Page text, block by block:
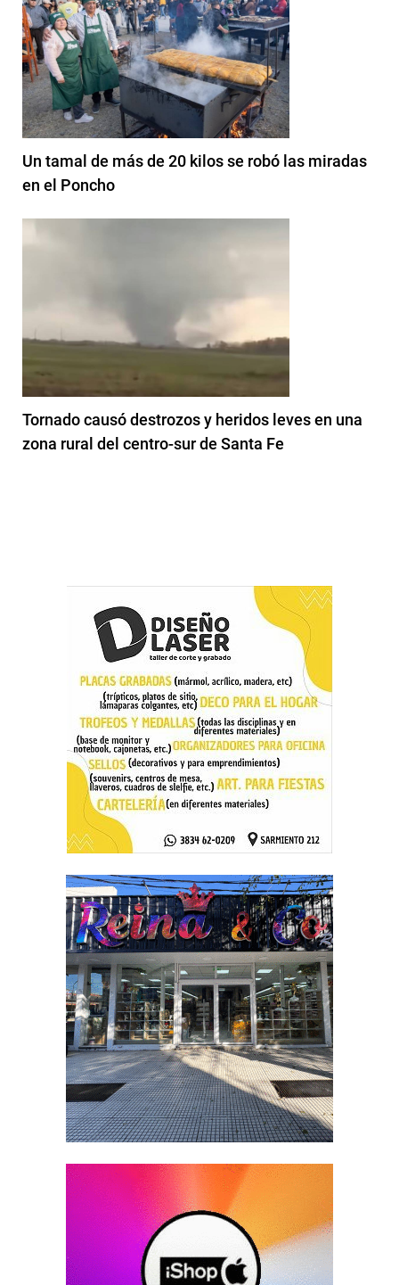
Un tamal de más de 20 kilos se robó las miradas
en el Poncho
Tornado causó destrozos y heridos leves en una
zona rural del centro-sur de Santa Fe